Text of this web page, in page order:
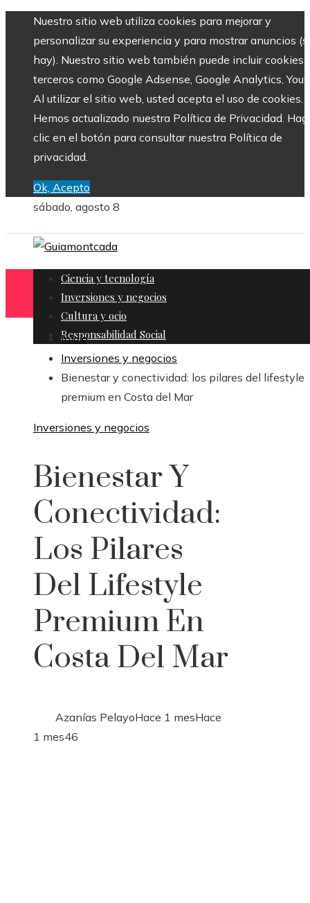
Nuestro sitio web utiliza cookies para mejorar y
personalizar su experiencia y para mostrar anuncios
hay). Nuestro sitio web también puede incluir cookies
terceros como Google Adsense, Google Analytics,
Al utilizar el sitio web, usted acepta el uso de cookies.
Hemos actualizado nuestra Política de Privacidad.
clic en el botón para consultar nuestra Política de
privacidad.
Ok, Acepto
sábado, agosto 8
Ciencia y tecnología
Inversiones y negocios
Cultura y ocio
Responsabilidad Social
Inicio
Inversiones y negocios
Bienestar y conectividad: los pilares del lifestyle
premium en Costa del Mar
Inversiones y negocios
Bienestar Y
Conectividad:
Los Pilares
Del Lifestyle
Premium En
Costa Del Mar
Azanías PelayoHace 1 mesHace
1 mes46